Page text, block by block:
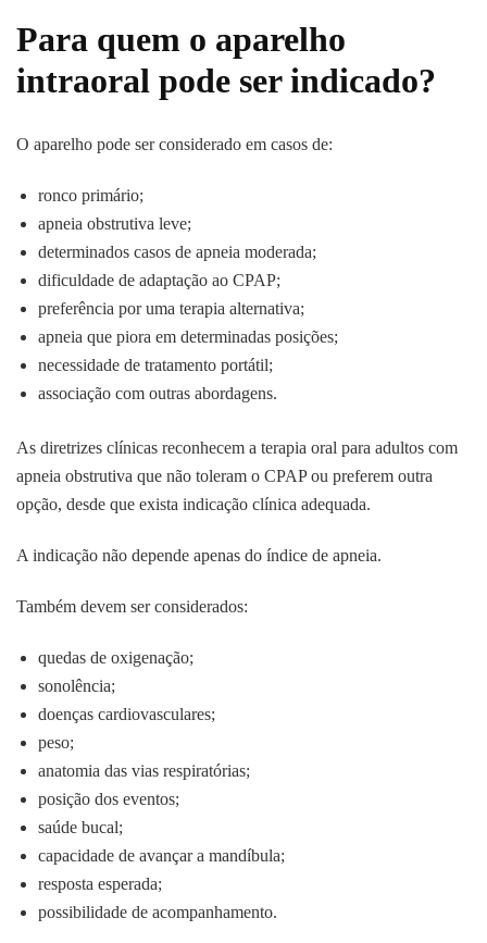
Para quem o aparelho
intraoral pode ser indicado?
O aparelho pode ser considerado em casos de:
ronco primário;
apneia obstrutiva leve;
determinados casos de apneia moderada;
dificuldade de adaptação ao CPAP;
preferência por uma terapia alternativa;
apneia que piora em determinadas posições;
necessidade de tratamento portátil;
associação com outras abordagens.
As diretrizes clínicas reconhecem a terapia oral para adultos com
apneia obstrutiva que não toleram o CPAP ou preferem outra
opção, desde que exista indicação clínica adequada.
A indicação não depende apenas do índice de apneia.
Também devem ser considerados:
quedas de oxigenação;
sonolência;
doenças cardiovasculares;
peso;
anatomia das vias respiratórias;
posição dos eventos;
saúde bucal;
capacidade de avançar a mandíbula;
resposta esperada;
possibilidade de acompanhamento.